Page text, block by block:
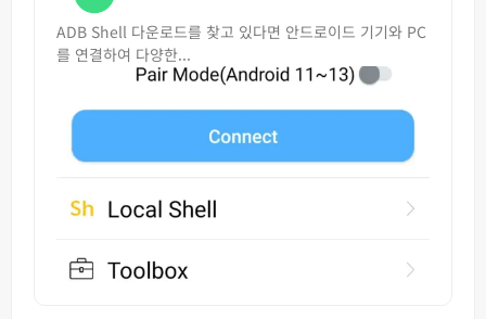
ADB Shell 다운로드를 찾고 있다면 안드로이드 기기와 PC
를 연결하여 다양한...